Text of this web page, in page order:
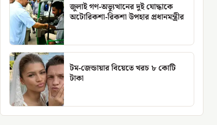
জুলাই গণ-অভ্যুত্থানের দুই যোদ্ধাকে
অটোরিকশা-রিকশা উপহার প্রধানমন্ত্রীর
টম-জেন্ডায়ার বিয়েতে খরচ ৮ কোটি
টাকা